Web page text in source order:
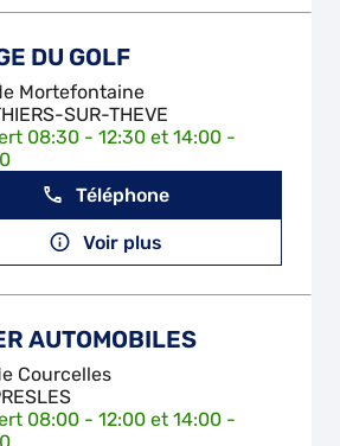
DU GOLF
Mortefontaine
SUR-THEVE
08:30 - 12:30 et 14:00 -
Téléphone
Voir plus
AUTOMOBILES
Courcelles
08:00 - 12:00 et 14:00 -